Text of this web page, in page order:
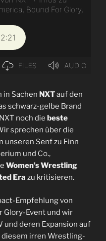
in Sachen NXTauf den
schwarz-gelbe Brand
noch die beste
sprechen über die
unseren Senf zu Finn
und Co.,
Women’s Wrestling
Era zu kritisieren.
Empfehlung von
Glory-Event und wir
und deren Expansion auf
irren Wrestling-